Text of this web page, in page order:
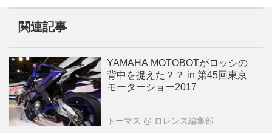
関連記事
YAMAHA MOTOBOTがロッシの
背中を捉えた？？ in 第45回東京
モーターショー2017
トーマス @ ロレンス編集部